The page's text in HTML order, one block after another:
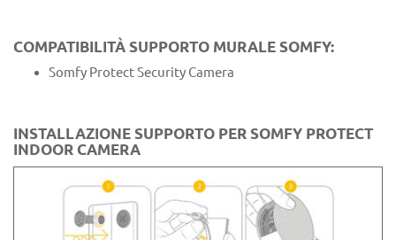
COMPATIBILITÀ SUPPORTO MURALE SOMFY:
Somfy Protect Security Camera
INSTALLAZIONE SUPPORTO PER SOMFY PROTECT
INDOOR CAMERA